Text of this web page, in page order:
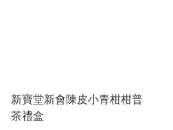
新寶堂新會陳皮小青柑柑普
茶禮盒